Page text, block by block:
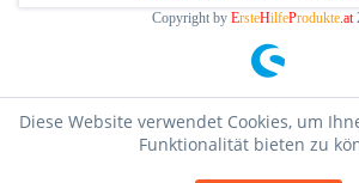
Copyright by ErsteHilfeProdukte.at
Diese Website verwendet Cookies, um
Funktionalität bieten zu